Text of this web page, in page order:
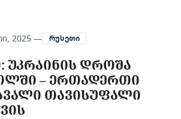
2025 — რუსეთი
ᲣᲙᲠᲐᲘᲜᲘᲡ ᲓᲠᲝᲨᲐ
– ᲔᲠᲗᲐᲓᲔᲠᲗᲘ
ᲗᲐᲕᲘᲡᲣᲤᲐᲚᲘ